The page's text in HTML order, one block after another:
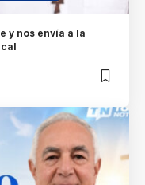
y nos envía a la